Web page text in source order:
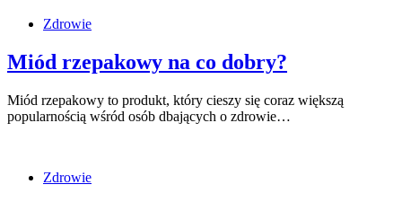
Zdrowie
Miód rzepakowy na co dobry?
Miód rzepakowy to produkt, który cieszy się coraz większą
popularnością wśród osób dbających o zdrowie…
Zdrowie